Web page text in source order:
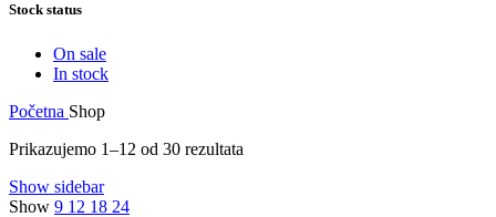
Stock status
On sale
In stock
Početna Shop
Prikazujemo 1–12 od 30 rezultata
Show sidebar
Show 9 12 18 24